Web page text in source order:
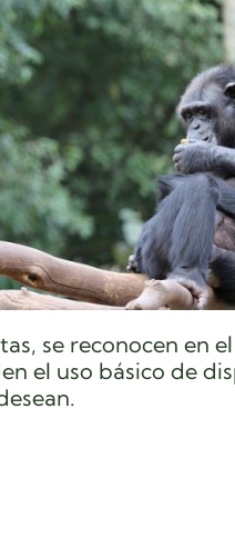
se reconocen en
el uso básico de